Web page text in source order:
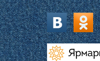
vk.com ok.ru